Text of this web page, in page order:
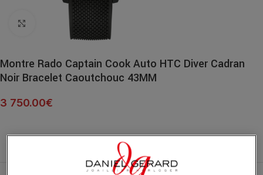
Click to enlarge
Montre Rado Captain Cook Auto HTC Diver Cadran
Noir Bracelet Caoutchouc 43MM
3 750.00€